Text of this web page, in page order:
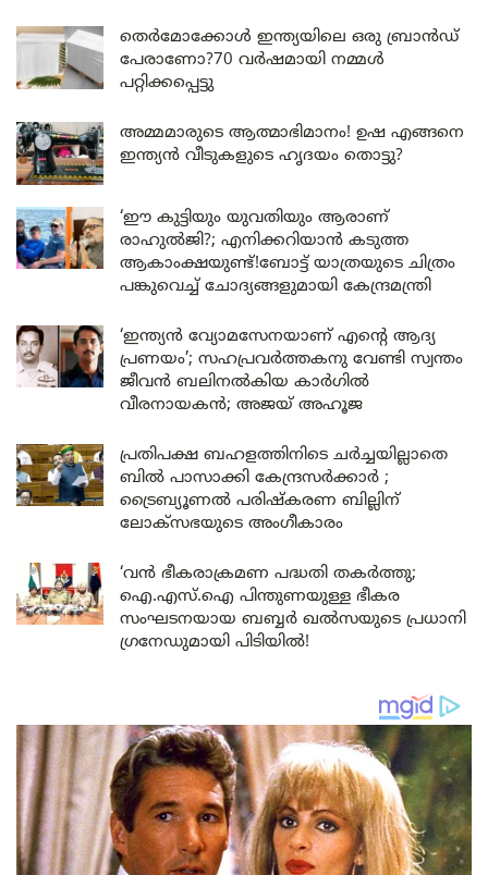
തെർമോക്കോൾ ഇന്ത്യയിലെ ഒരു ബ്രാൻഡ്
പേരാണോ?70 വർഷമായി നമ്മൾ
പറ്റിക്കപ്പെട്ടു
അമ്മമാരുടെ ആത്മാഭിമാനം! ഉഷ എങ്ങനെ
ഇന്ത്യൻ വീടുകളുടെ ഹൃദയം തൊട്ടു?
‘ഈ കുട്ടിയും യുവതിയും ആരാണ്
രാഹുൽജി?; എനിക്കറിയാൻ കടുത്ത
ആകാംക്ഷയുണ്ട്!ബോട്ട് യാത്രയുടെ ചിത്രം
പങ്കുവെച്ച് ചോദ്യങ്ങളുമായി കേന്ദ്രമന്ത്രി
‘ഇന്ത്യൻ വ്യോമസേനയാണ് എന്റെ ആദ്യ
പ്രണയം’; സഹപ്രവർത്തകനു വേണ്ടി സ്വന്തം
ജീവൻ ബലിനൽകിയ കാർഗിൽ
വീരനായകൻ; അജയ് അഹൂജ
പ്രതിപക്ഷ ബഹളത്തിനിടെ ചർച്ചയില്ലാതെ
ബിൽ പാസാക്കി കേന്ദ്രസർക്കാർ ;
ട്രൈബ്യൂണൽ പരിഷ്കരണ ബില്ലിന്
ലോക്‌സഭയുടെ അംഗീകാരം
‘വൻ ഭീകരാക്രമണ പദ്ധതി തകർത്തു;
ഐ.എസ്.ഐ പിന്തുണയുള്ള ഭീകര
സംഘടനയായ ബബ്ബർ ഖൽസയുടെ പ്രധാനി
ഗ്രനേഡുമായി പിടിയിൽ!